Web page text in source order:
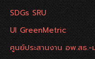
SDGs SRU
UI GreenMetric
ศูนย์ประสานงาน อพ.สธ.-